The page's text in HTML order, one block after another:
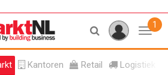
1
Kantoren Retail Logistiek